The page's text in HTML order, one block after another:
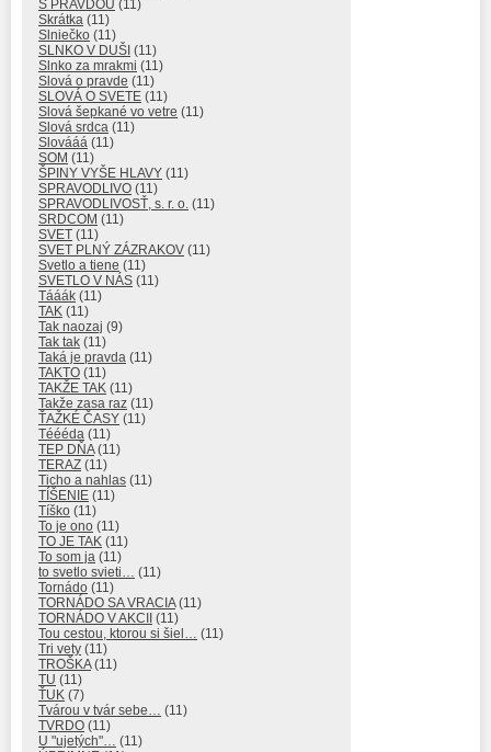
S PRAVDOU (11)
Skrátka (11)
Slniečko (11)
SLNKO V DUŠI (11)
Slnko za mrakmi (11)
Slová o pravde (11)
SLOVÁ O SVETE (11)
Slová šepkané vo vetre (11)
Slová srdca (11)
Slovááá (11)
SOM (11)
ŠPINY VYŠE HLAVY (11)
SPRAVODLIVO (11)
SPRAVODLIVOSŤ, s. r. o. (11)
SRDCOM (11)
SVET (11)
SVET PLNÝ ZÁZRAKOV (11)
Svetlo a tiene (11)
SVETLO V NÁS (11)
Tááák (11)
TAK (11)
Tak naozaj (9)
Tak tak (11)
Taká je pravda (11)
TAKTO (11)
TAKŽE TAK (11)
Takže zasa raz (11)
ŤAŽKÉ ČASY (11)
Téééda (11)
TEP DŇA(11)
TERAZ (11)
Ticho a nahlas (11)
TÍŠENIE (11)
Tíško (11)
To je ono (11)
TO JE TAK (11)
To som ja (11)
to svetlo svieti…
(11)
Tornádo (11)
TORNÁDO SA VRACIA(11)
TORNÁDO V AKCII (11)
Tou cestou, ktorou si šiel…
(11)
Tri vety (11)
TROŠKA(11)
TU (11)
ŤUK (7)
Tvárou v tvár sebe…
(11)
TVRDO (11)
U "ujetých"…
(11)